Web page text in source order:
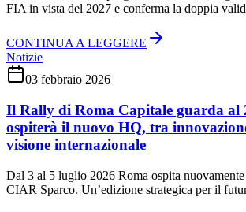
FIA in vista del 2027 e conferma la doppia
CONTINUA A LEGGERE
Notizie
03 febbraio 2026
Il Rally di Roma Capitale guarda al
ospiterà il nuovo HQ, tra
visione internazionale
Dal 3 al 5 luglio 2026 Roma ospita
CIAR Sparco. Un’edizione strategica per il